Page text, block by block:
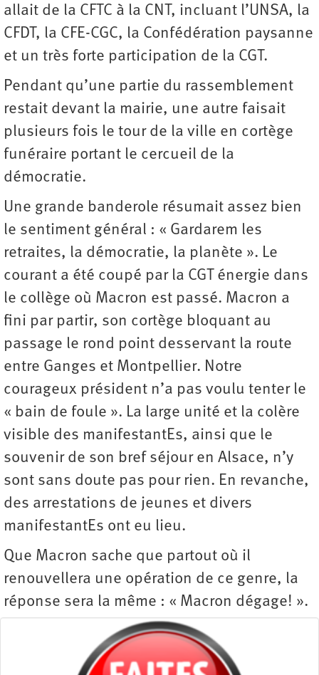
allait de la CFTC à la CNT, incluant l’UNSA, la
CFDT, la CFE-CGC, la Confédération paysanne
et un très forte participation de la CGT.
Pendant qu’une partie du rassemblement
restait devant la mairie, une autre faisait
plusieurs fois le tour de la ville en cortège
funéraire portant le cercueil de la
démocratie.
Une grande banderole résumait assez bien
le sentiment général : « Gardarem les
retraites, la démocratie, la planète ». Le
courant a été coupé par la CGT énergie dans
le collège où Macron est passé. Macron a
fini par partir, son cortège bloquant au
passage le rond point desservant la route
entre Ganges et Montpellier. Notre
courageux président n’a pas voulu tenter le
« bain de foule ». La large unité et la colère
visible des manifestantEs, ainsi que le
souvenir de son bref séjour en Alsace, n’y
sont sans doute pas pour rien. En revanche,
des arrestations de jeunes et divers
manifestantEs ont eu lieu.
Que Macron sache que partout où il
renouvellera une opération de ce genre, la
réponse sera la même : « Macron dégage! ».